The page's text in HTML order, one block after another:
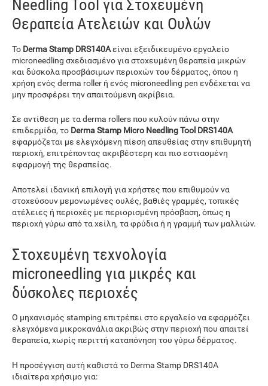
Needling Tool για Στοχευμένη
Θεραπεία Ατελειών και Ουλών
Το Derma Stamp DRS140Aείναι εξειδικευμένο εργαλείο
microneedling σχεδιασμένο για στοχευμένη θεραπεία μικρών
και δύσκολα προσβάσιμων περιοχών του δέρματος, όπου η
χρήση ενός derma roller ή ενός microneedling pen ενδέχεται να
μην προσφέρει την απαιτούμενη ακρίβεια.
Σε αντίθεση με τα derma rollers που κυλούν πάνω στην
επιδερμίδα, το Derma Stamp Micro Needling Tool DRS140A
εφαρμόζεται με ελεγχόμενη πίεση απευθείας στην επιθυμητή
περιοχή, επιτρέποντας ακριβέστερη και πιο εστιασμένη
εφαρμογή της θεραπείας.
Αποτελεί ιδανική επιλογή για χρήστες που επιθυμούν να
στοχεύσουν μεμονωμένες ουλές, βαθιές γραμμές, τοπικές
ατέλειες ή περιοχές με περιορισμένη πρόσβαση, όπως η
περιοχή γύρω από τα χείλη, τα φρύδια ή η γραμμή των μαλλιών.
Στοχευμένη τεχνολογία
microneedling για μικρές και
δύσκολες περιοχές
Ο μηχανισμός stamping επιτρέπει στο εργαλείο να εφαρμόζει
ελεγχόμενα μικροκανάλια ακριβώς στην περιοχή που απαιτεί
θεραπεία, χωρίς περιττή καταπόνηση του γύρω δέρματος.
Η προσέγγιση αυτή καθιστά το Derma Stamp DRS140A
ιδιαίτερα χρήσιμο για: